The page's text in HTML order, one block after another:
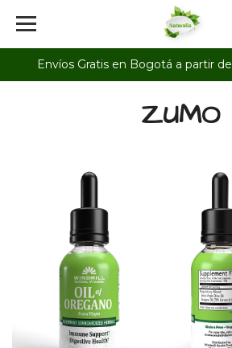
Envíos Gratis en Bogotá a partir de
ZUMO